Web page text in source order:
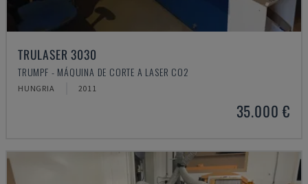
TRULASER 3030
TRUMPF - MÁQUINA DE CORTE A LASER CO2
HUNGRIA 2011
35.000 €